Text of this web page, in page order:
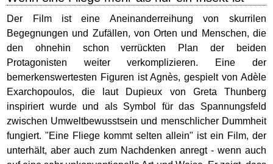
Der Film ist eine Aneinanderreihung von skurrilen
Begegnungen und Zufällen, von Orten und Menschen, die
den ohnehin schon verrückten Plan der beiden
Protagonisten weiter verkomplizieren. Eine der
bemerkenswertesten Figuren ist Agnès, gespielt von Adèle
Exarchopoulos, die laut Dupieux von Greta Thunberg
inspiriert wurde und als Symbol für das Spannungsfeld
zwischen Umweltbewusstsein und menschlicher Dummheit
fungiert. "Eine Fliege kommt selten allein" ist ein Film, der
unterhält, aber auch zum Nachdenken anregt - wenn auch